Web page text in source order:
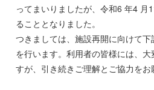
ってまいりましたが、令和6 年4 月
ることとなりました。
つきましては、施設再開に向けて
を行います。利用者の皆様には、
すが、引き続きご理解とご協力をお